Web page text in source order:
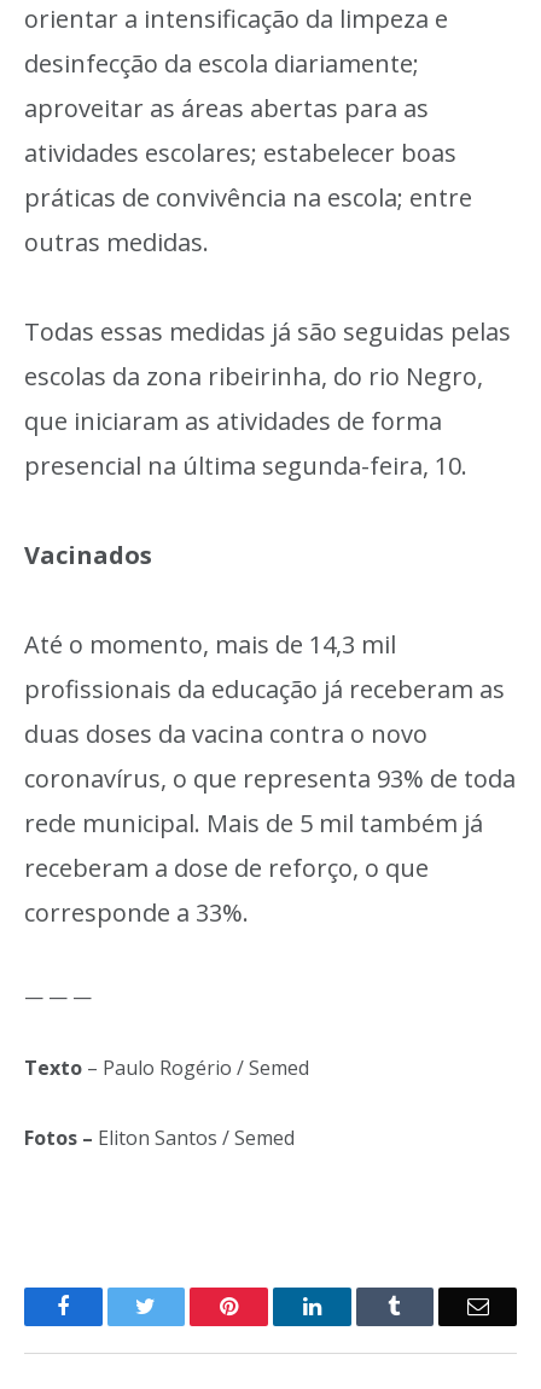
orientar a intensificação da limpeza e
desinfecção da escola diariamente;
aproveitar as áreas abertas para as
atividades escolares; estabelecer boas
práticas de convivência na escola; entre
outras medidas.
Todas essas medidas já são seguidas pelas
escolas da zona ribeirinha, do rio Negro,
que iniciaram as atividades de forma
presencial na última segunda-feira, 10.
Vacinados
Até o momento, mais de 14,3 mil
profissionais da educação já receberam as
duas doses da vacina contra o novo
coronavírus, o que representa 93% de toda
rede municipal. Mais de 5 mil também já
receberam a dose de reforço, o que
corresponde a 33%.
— — —
Texto – Paulo Rogério / Semed
Fotos – Eliton Santos / Semed
o
Pinterest LinkedIn
E-